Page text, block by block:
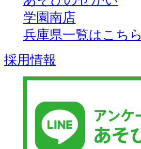
学園南店
兵庫県一覧はこちら
採用情報